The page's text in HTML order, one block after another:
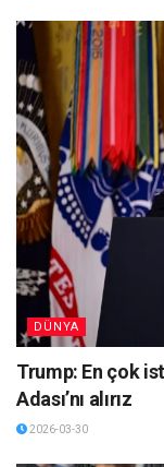
DÜNYA
Trump: En çok
Adası’nı alırız
2026-03-30